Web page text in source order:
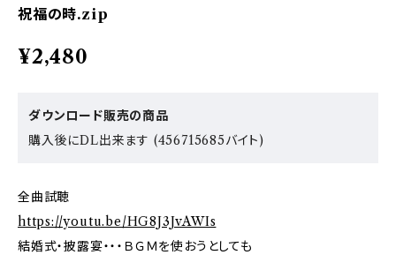
祝福の時.zip
¥2,480
ダウンロード販売の商品
購入後にDL出来ます (456715685バイト)
全曲試聴
https://youtu.be/HG8J3JvAWIs
結婚式・披露宴・・・ＢＧＭを使おうとしても